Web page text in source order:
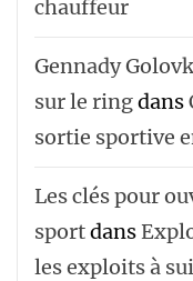
chauffeur ‌‌
Gennady
sur le ringdans
sortie sportive
Les clés pour
sportdans
les exploits à